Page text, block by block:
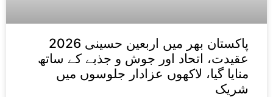
پاکستان بھر میں اربعین حسینی 2026
عقیدت، اتحاد اور جوش و جذبے کے ساتھ
منایا گیا، لاکھوں عزادار جلوسوں میں
شریک